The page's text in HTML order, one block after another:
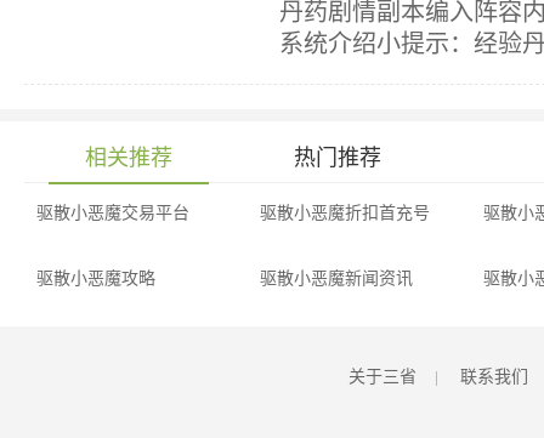
丹药剧情副本编入阵容
系统介绍小提示：经验
相关推荐 热门推荐
驱散小恶魔交易平台 驱散小恶魔折扣首充号 驱散小
驱散小恶魔攻略 驱散小恶魔新闻资讯 驱散小
关于三省 | 联系我们